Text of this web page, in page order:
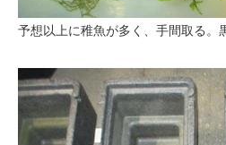
予想以上に稚魚が多く、手間取る。